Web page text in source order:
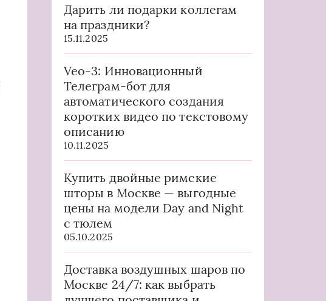
Дарить ли подарки коллегам
на праздники?
15.11.2025
Veo-3: Инновационный
Телеграм-бот для
автоматического создания
коротких видео по текстовому
описанию
10.11.2025
Купить двойные римские
шторы в Москве — выгодные
цены на модели Day and Night
с тюлем
05.10.2025
Доставка воздушных шаров по
Москве 24/7: как выбрать